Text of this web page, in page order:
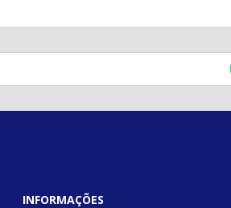
INFORMAÇÕES